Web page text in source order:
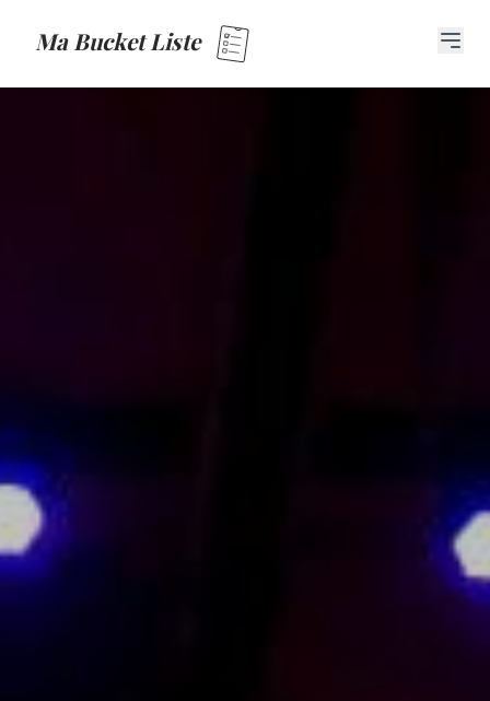
Ma Bucket Liste